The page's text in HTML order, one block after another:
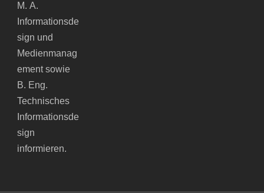
M. A.
Informationsde
sign und
Medienmanag
ement sowie
B. Eng.
Technisches
Informationsde
sign
informieren.